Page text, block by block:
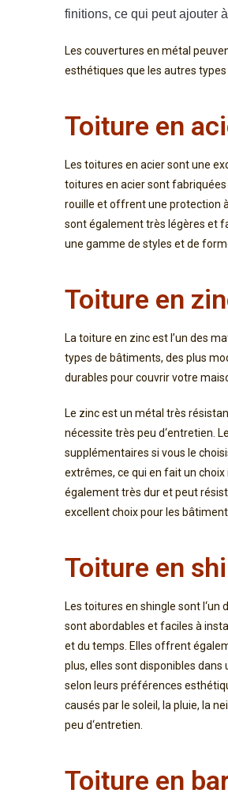
finitions, ce qui peut ajouter
Les couvertures en métal
esthétiques que les autres
Toiture en
Les toitures en aciersontune
toitures en aciersontfabriquées
rouille etoffrentune protection à
sontégal ementtrès égères et
une gamme de styles etde form
Toiture en
La toiture en zincest ’un des
types de bâtiments, des plus
durables pourcouvrirvotre ma
Le zincestun métal très rés
nécessite très peu d‘entretien Le
suppl émentaires si vous le chois
extrêmes, ce qui en faitun choix
égal ementtrès duretpeutrés
excellentchoixpour les bât
Toiture en
Les toitures en shingle sont ‘un
sontabordables etfaciles à
etdu temps Elles offrentégal
plus, ell es sontdisponibles dans
se lon leurs préférences esthét
causés par le soleil , la pl uie, la ne
peu d‘entretien
Toiture en